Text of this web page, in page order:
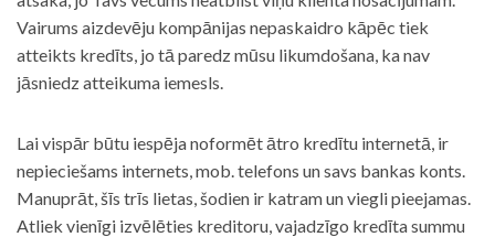
Vairums aizdevēju kompānijas nepaskaidro kāpēc tiek
atteikts kredīts, jo tā paredz mūsu likumdošana, ka nav
jāsniedz atteikuma iemesls.
Lai vispār būtu iespēja noformēt ātro kredītu internetā, ir
nepieciešams internets, mob. telefons un savs bankas konts.
Manuprāt, šīs trīs lietas, šodien ir katram un viegli pieejamas.
Atliek vienīgi izvēlēties kreditoru, vajadzīgo kredīta summu